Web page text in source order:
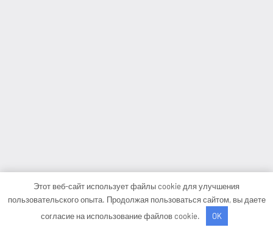
Этот веб-сайт использует файлы cookie для улучшения
пользовательского опыта. Продолжая пользоваться сайтом, вы даете
согласие на использование файлов cookie.
OK